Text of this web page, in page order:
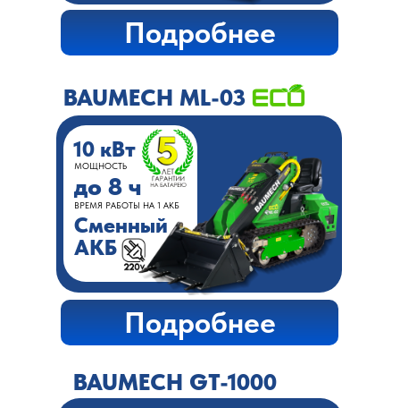
Подробнее
Подробнее
BAUMECH ML-03
10 кВт
до 8 ч
Сменный
АКБ
МОЩНОСТЬ
ВРЕМЯ РАБОТЫ НА 1 АКБ
BAUMECH GT-1000